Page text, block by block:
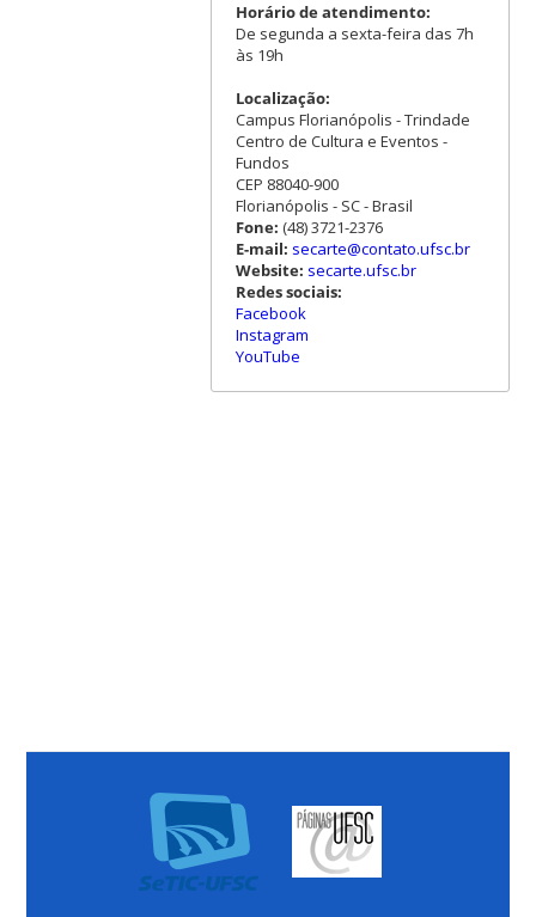
Horário de atendimento:
De segunda a sexta-feira das 7h
às 19h
Localização:
Campus Florianópolis - Trindade
Centro de Cultura e Eventos -
Fundos
CEP 88040-900
Florianópolis - SC - Brasil
Fone: (48) 3721-2376
E-mail: secarte@contato.ufsc.br
Website: secarte.ufsc.br
Redes sociais:
Facebook
Instagram
YouTube